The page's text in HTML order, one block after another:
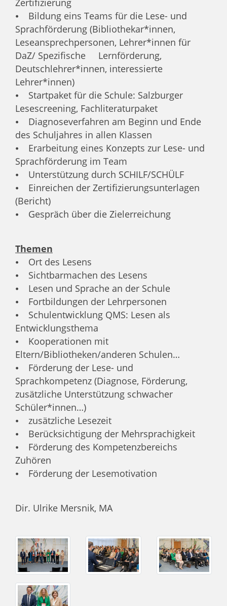
⦁ Bildung eins Teams für die Lese- und
Sprachförderung (Bibliothekar*innen,
Leseansprechpersonen, Lehrer*innen für
DaZ/ Spezifische Lernförderung,
Deutschlehrer*innen, interessierte
Lehrer*innen)
⦁ Startpaket für die Schule: Salzburger
Lesescreening, Fachliteraturpaket
⦁ Diagnoseverfahren am Beginn und Ende
des Schuljahres in allen Klassen
⦁ Erarbeitung eines Konzepts zur Lese- und
Sprachförderung im Team
⦁ Unterstützung durch SCHILF/SCHÜLF
⦁ Einreichen der Zertifizierungsunterlagen
(Bericht)
⦁ Gespräch über die Zielerreichung
Themen
⦁ Ort des Lesens
⦁ Sichtbarmachen des Lesens
⦁ Lesen und Sprache an der Schule
⦁ Fortbildungen der Lehrpersonen
⦁ Schulentwicklung QMS: Lesen als
Entwicklungsthema
⦁ Kooperationen mit
Eltern/Bibliotheken/anderen Schulen…
⦁ Förderung der Lese- und
Sprachkompetenz (Diagnose, Förderung,
zusätzliche Unterstützung schwacher
Schüler*innen…)
⦁ zusätzliche Lesezeit
⦁ Berücksichtigung der Mehrsprachigkeit
⦁ Förderung des Kompetenzbereichs
Zuhören
⦁ Förderung der Lesemotivation
Dir. Ulrike Mersnik, MA